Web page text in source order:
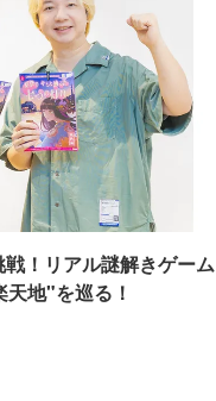
！リアル謎解きゲーム
地"を巡る！